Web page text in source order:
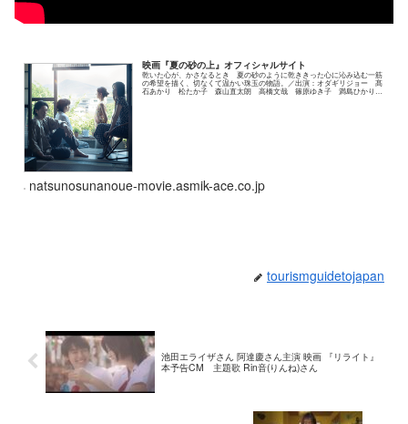
映画『夏の砂の上』オフィシャルサイト
乾いた心が、かさなるとき 夏の砂のように乾ききった心に沁み込む一筋
の希望を描く、切なくて温かい珠玉の物語。／出演：オダギリジョー 髙
石あかり 松たか子 森山直太朗 高橋文哉 篠原ゆき子 満島ひかり
natsunosunanoue-movie.asmik-ace.co.jp
tourismguidetojapan
池田エライザさん 阿達慶さん主演 映画 『リライト』
本予告CM 主題歌 Rin音(りんね)さん